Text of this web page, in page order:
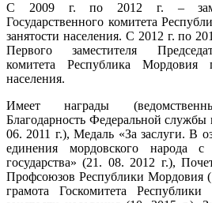
С 2009 г. по 2012 г. –
Государственного комитета
занятости населения. С 2012 г. по
Первого заместителя
комитета Республика Мордовия
населения.
Имеет награды
Благодарность Федеральной службы
06. 2011 г.), Медаль «За заслуги. В
единения мордовского народа с
государства» (21. 08. 2012 г.),
Профсоюзов Республики Мордовия
грамота Госкомитета